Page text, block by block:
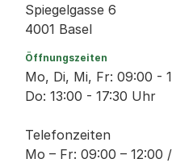
Spiegelgasse 6
4001 Basel
Öffnungszeiten
Mo, Di, Mi, Fr: 09:00 -
Do: 13:00 - 17:30 Uhr
Telefonzeiten
Mo – Fr: 09:00 – 12:00